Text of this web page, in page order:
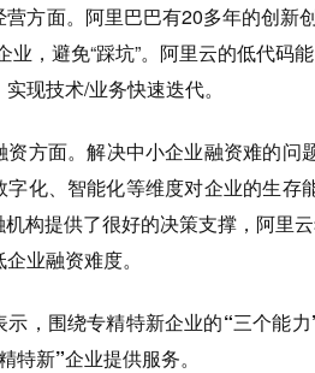
方面。 阿里巴巴有20多年的创新
业，避免“踩坑”。阿里云的低代码
现技术/业务快速迭代。
资方面。解决中小企业融资难的问
字化、智能化等维度对企业的生存
构提供了很好的决策支撑，阿里
业融资难度。
，围绕专精特新企业的“三个能
特新”企业提供服务。